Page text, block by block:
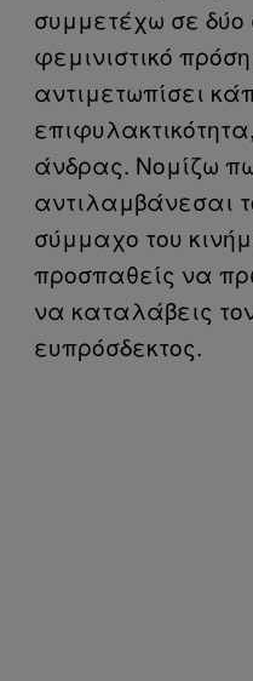
συμμετέχω σε δύο
φεμινιστικό
αντιμετωπίσει
άνδρας. Νομίζω
αντιλαμβάνεσαι
σύμμαχο του
προσπαθείς να
να καταλάβεις
ευπρόσδεκτος.